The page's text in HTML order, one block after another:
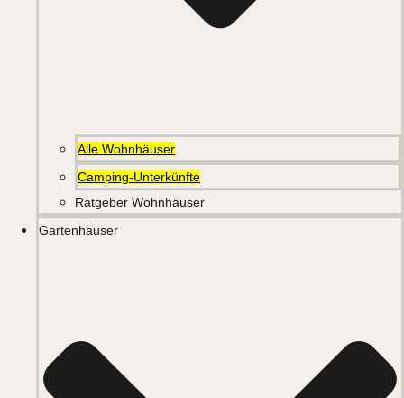
Alle Wohnhäuser
Camping-Unterkünfte
Ratgeber Wohnhäuser
Gartenhäuser